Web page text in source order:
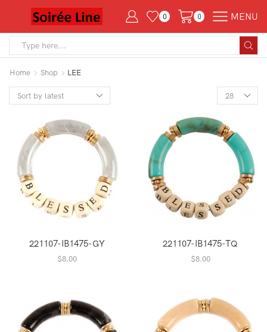
0 0 MENU
Home Shop
LEE
Products
per
221107-IB1475-GY
$8.00
221107-IB1475-TQ
$8.00